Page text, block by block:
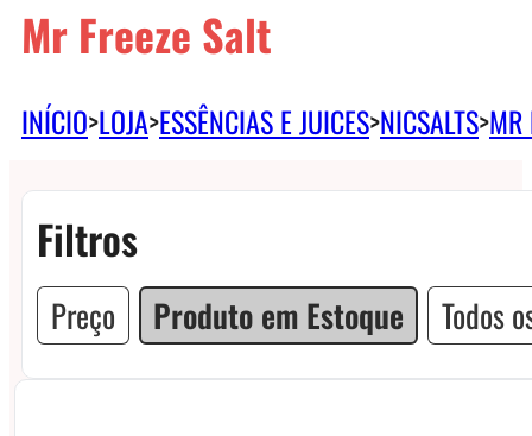
Mr Freeze Salt
INÍCIO>LOJA>ESSÊNCIAS E JUICES>NICSALTS>MR
Filtros
Preço Produto em Estoque Todos